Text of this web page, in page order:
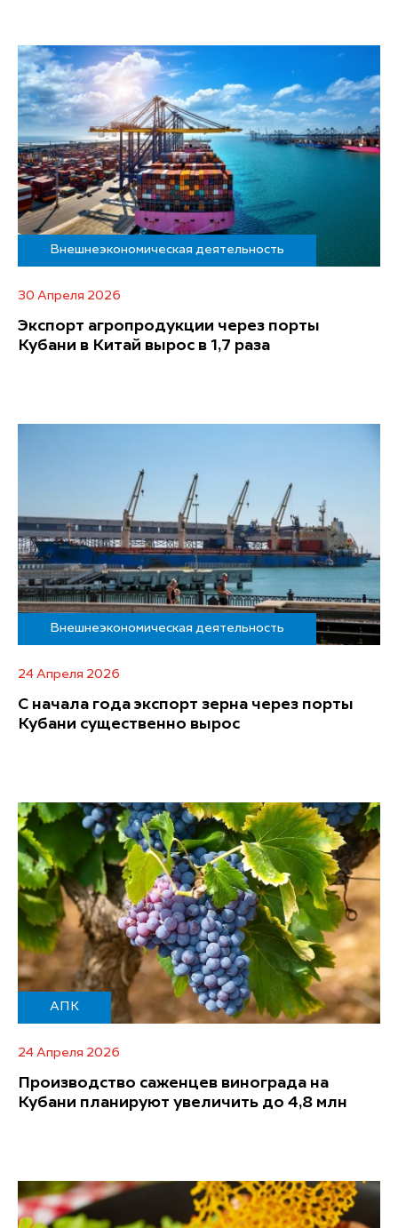
Внешнеэкономическая деятельность
30 Апреля 2026
Экспорт агропродукции через порты
Кубани в Китай вырос в 1,7 раза
Внешнеэкономическая деятельность
24 Апреля 2026
С начала года экспорт зерна через порты
Кубани существенно вырос
АПК
24 Апреля 2026
Производство саженцев винограда на
Кубани планируют увеличить до 4,8 млн